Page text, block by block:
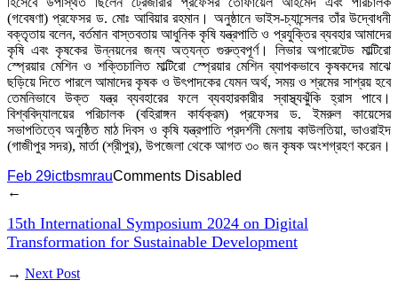
(গবেষণা) প্রফেসর ড. মোঃ আবিয়ার রহমান। অনুষ্ঠানে ভাইস-চ্যান্সেলর তাঁর উদ্বোধনী
বক্তৃতায় বলেন, বর্তমান বাস্তবতায় আধুনিক কৃষি যন্ত্রপাতি ও প্রযুক্তির ব্যবহার আমাদের
কৃষি এবং কৃষকের উন্নয়নের জন্য অত্যন্ত গুরুত্বপূর্ণ। লিভার অপারেটেড মাল্টিরো
স্প্রেয়ার মেশিন ও শক্তিচালিত মাল্টিরো স্প্রেয়ার মেশিন ব্যাপকভাবে কৃষকদের মাঝে
ছড়িয়ে দিতে পারলে আমাদের কৃষক ও উৎপাদকের যেমন অর্থ, সময় ও শ্রমের সাশ্রয় হবে
তেমনিভাবে উক্ত যন্ত্র ব্যবহারের ফলে ব্যবহারকারীর স্বাস্থ্যঝুঁকি হ্রাস পাবে।
বিশ্ববিদ্যালয়ের পরিচালক (বহিরাঙ্গন কার্যক্রম) প্রফেসর ড. ইমরুল কায়েসের
সভাপতিত্বে অনুষ্ঠিত মাঠ দিবস ও কৃষি যন্ত্রপাতি প্রদর্শনী মেলায় কাউলতিয়া, ভাওরাইদ
(গাজীপুর সদর), মার্তা (শ্রীপুর), উপজেলা থেকে আগত ৩০ জন কৃষক অংশগ্রহণ করেন।
Feb 29ictbsmrauComments Disabled
←
15th International Symposium 2024 on Digital
Transformation for Sustainable Development
→ Next Post